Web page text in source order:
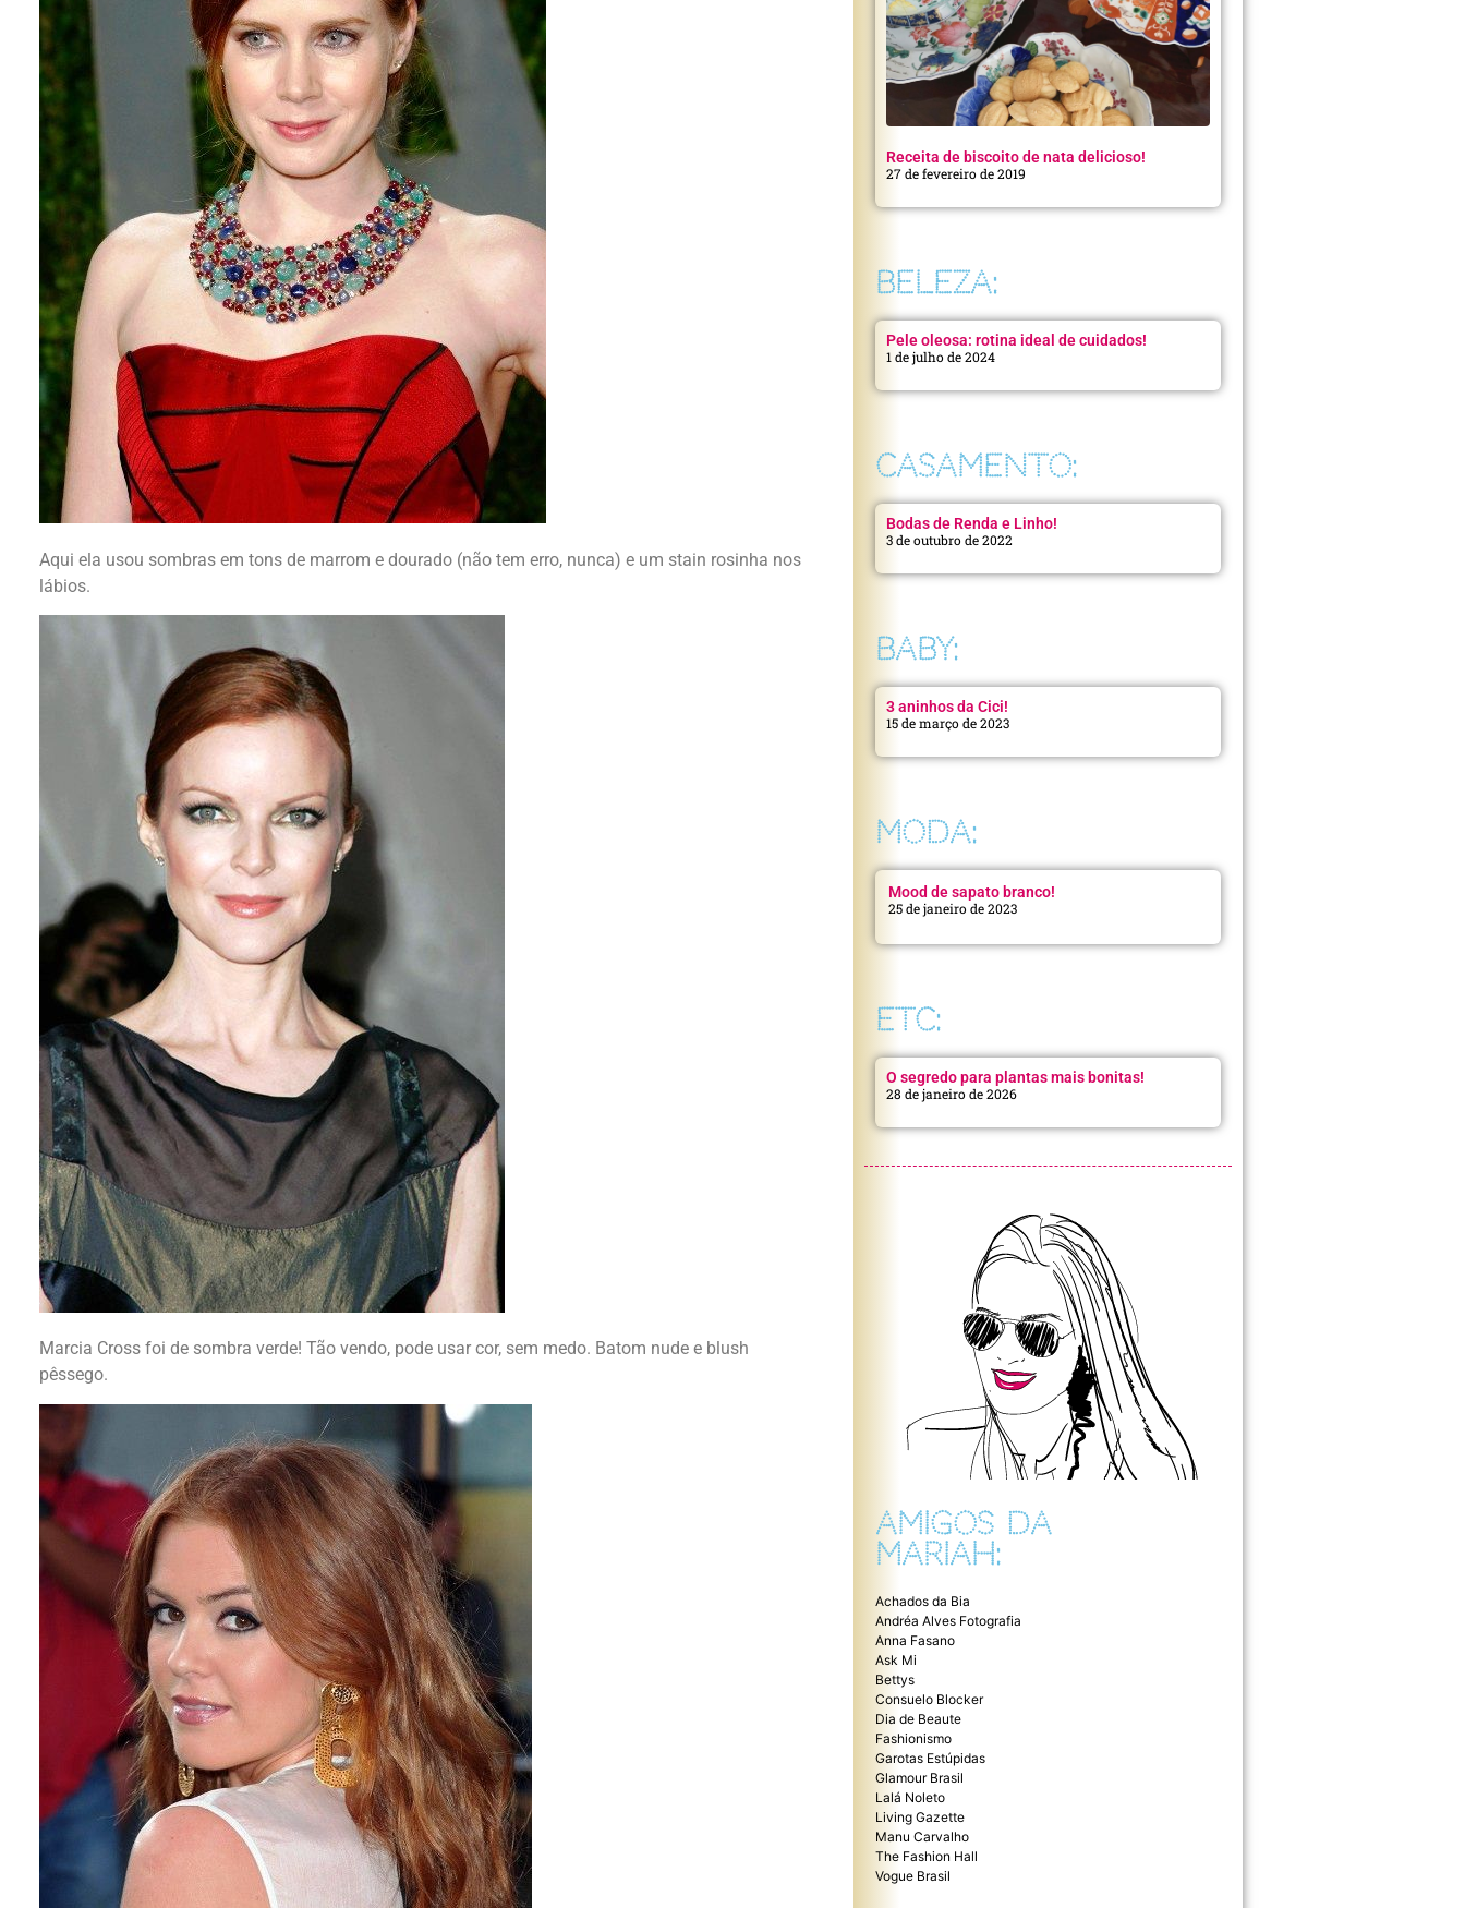
Aqui ela usou sombras em tons de marrom e dourado (não tem erro, nunca) e um stain rosinha nos
lábios.
Marcia Cross foi de sombra verde! Tão vendo, pode usar cor, sem medo. Batom nude e blush
pêssego.
Receita de biscoito de nata delicioso!
27 de fevereiro de 2019
BELEZA:
Pele oleosa: rotina ideal de cuidados!
1 de julho de 2024
CASAMENTO:
Bodas de Renda e Linho!
3 de outubro de 2022
BABY:
3 aninhos da Cici!
15 de março de 2023
MODA:
Mood de sapato branco!
25 de janeiro de 2023
ETC:
O segredo para plantas mais bonitas!
28 de janeiro de 2026
AMIGOS DA
MARIAH:
Achados da Bia
Andréa Alves Fotografia
Anna Fasano
Ask Mi
Bettys
Consuelo Blocker
Dia de Beaute
Fashionismo
Garotas Estúpidas
Glamour Brasil
Lalá Noleto
Living Gazette
Manu Carvalho
The Fashion Hall
Vogue Brasil